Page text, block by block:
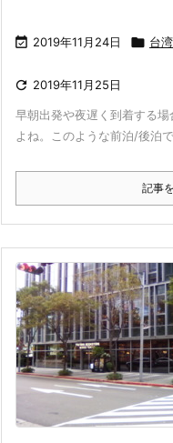
 2019年11月24日  台湾
 2019年11月25日
早朝出発や夜遅く到着する
よね。このような前泊/後泊
記事